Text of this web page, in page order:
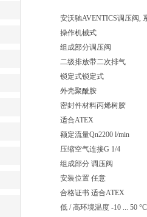
安沃驰AVENTICS调压阀,
操作机械式
组成部分调压阀
二级排放带二次排气
锁定式锁定式
外壳聚酰胺
密封件材料丙烯树胶
适合ATEX
额定流量Qn2200 l/min
压缩空气连接G 1/4
组成部分 调压阀
安装位置 任意
合格证书 适合ATEX
低 / 高环境温度 -10 ... 50 °C